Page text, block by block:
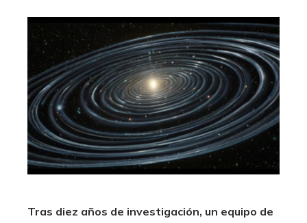
Tras diez años de investigación, un equipo de